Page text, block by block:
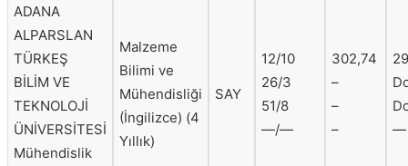
ADANA
ALPARSLAN
TÜRKEŞ
BİLİM VE
TEKNOLOJİ
ÜNİVERSİTESİ
Mühendislik
Malzeme
Bilimi ve
Mühendisliği
(İngilizce) (4
Yıllık)
SAY
12/10
26/3
51/8
—/—
302,74
–
–
–
—